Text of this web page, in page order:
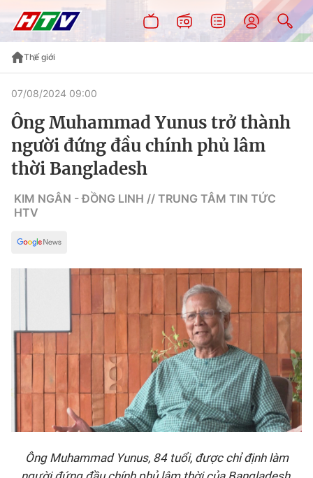
Thế giới
07/08/2024 09:00
Ông Muhammad Yunus trở thành
người đứng đầu chính phủ lâm
thời Bangladesh
KIM NGÂN - ĐỒNG LINH // TRUNG TÂM TIN TỨC
HTV
Ông Muhammad Yunus, 84 tuổi, được chỉ định làm